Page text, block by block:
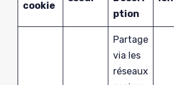
cookie
ption
Partage
via les
réseaux